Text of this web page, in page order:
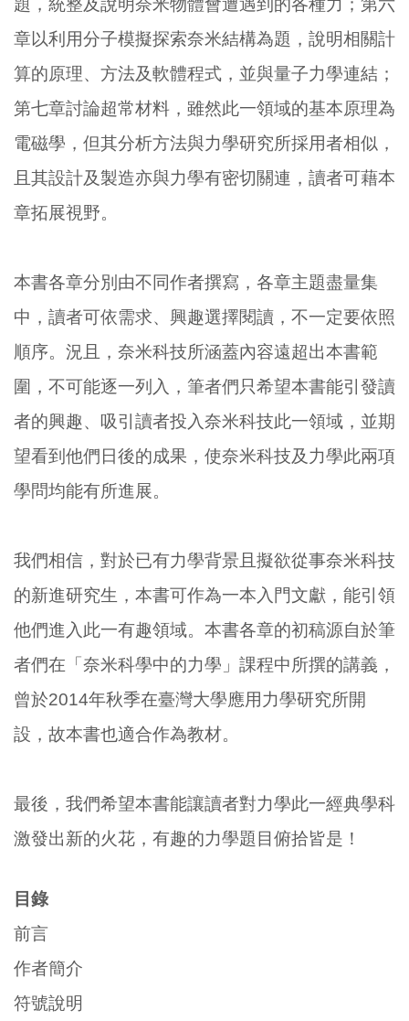
章以利用分子模擬探索奈米結構為題，說明相關計
算的原理、方法及軟體程式，並與量子力學連結；
第七章討論超常材料，雖然此一領域的基本原理為
電磁學，但其分析方法與力學研究所採用者相似，
且其設計及製造亦與力學有密切關連，讀者可藉本
章拓展視野。
本書各章分別由不同作者撰寫，各章主題盡量集
中，讀者可依需求、興趣選擇閱讀，不一定要依照
順序。況且，奈米科技所涵蓋內容遠超出本書範
圍，不可能逐一列入，筆者們只希望本書能引發讀
者的興趣、吸引讀者投入奈米科技此一領域，並期
望看到他們日後的成果，使奈米科技及力學此兩項
學問均能有所進展。
我們相信，對於已有力學背景且擬欲從事奈米科技
的新進研究生，本書可作為一本入門文獻，能引領
他們進入此一有趣領域。本書各章的初稿源自於筆
者們在「奈米科學中的力學」課程中所撰的講義，
曾於2014年秋季在臺灣大學應用力學研究所開
設，故本書也適合作為教材。
最後，我們希望本書能讓讀者對力學此一經典學科
激發出新的火花，有趣的力學題目俯拾皆是！
目錄
前言
作者簡介
符號說明